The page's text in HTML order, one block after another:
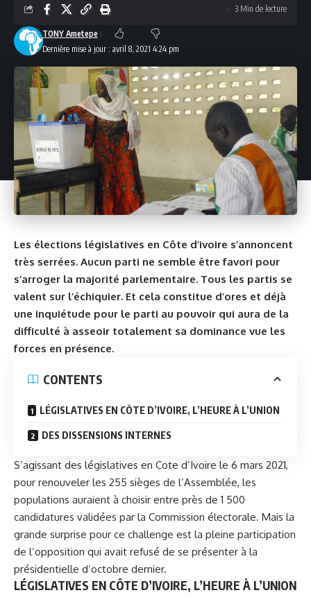
Dernière mise à jour : avril 8, 2021 4:24 pm
TONY Ametepe
3 Min de lecture
Les élections législatives en Côte d’ivoire s’annoncent
très serrées. Aucun parti ne semble être favori pour
s’arroger la majorité parlementaire. Tous les partis se
valent sur l’échiquier. Et cela constitue d’ores et déjà
une inquiétude pour le parti au pouvoir qui aura de la
difficulté à asseoir totalement sa dominance vue les
forces en présence.
CONTENTS
LÉGISLATIVES EN CÔTE D’IVOIRE, L’HEURE À L’UNION
DES DISSENSIONS INTERNES
S’agissant des législatives en Cote d’Ivoire le 6 mars 2021,
pour renouveler les 255 sièges de l’Assemblée, les
populations auraient à choisir entre près de 1 500
candidatures validées par la Commission électorale. Mais la
grande surprise pour ce challenge est la pleine participation
de l’opposition qui avait refusé de se présenter à la
présidentielle d’octobre dernier.
LÉGISLATIVES EN CÔTE D’IVOIRE, L’HEURE À L’UNION